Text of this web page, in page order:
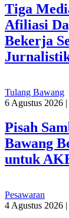
Tiga
Afiliasi
Bekerja
Tulang Bawang
6 Agustus 2026
Pisah
Bawang
untuk
Pesawaran
4 Agustus 2026